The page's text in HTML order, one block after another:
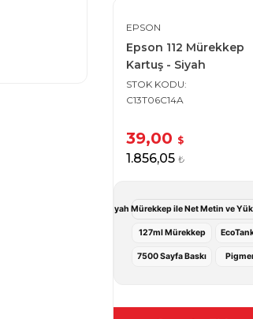
EPSON
Epson 112 Mürekkep
Kartuş - Siyah
STOK KODU
C13T06C14A
39,00 $
1.856,05 ₺
Epson 112 Siyah Mürekkep ile Net Metin ve
127ml Mürekkep
7500 Sayfa Baskı